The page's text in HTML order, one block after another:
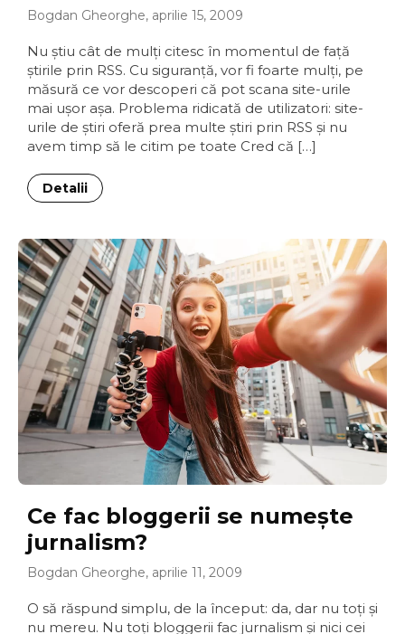
Bogdan Gheorghe, aprilie 15, 2009
Nu ştiu cât de mulţi citesc în momentul de faţă
ştirile prin RSS. Cu siguranţă, vor fi foarte mulţi, pe
măsură ce vor descoperi că pot scana site-urile
mai uşor aşa. Problema ridicată de utilizatori: site-
urile de ştiri oferă prea multe ştiri prin RSS şi nu
avem timp să le citim pe toate Cred că […]
Detalii
Ce fac bloggerii se numeşte
jurnalism?
Bogdan Gheorghe, aprilie 11, 2009
O să răspund simplu, de la început: da, dar nu toţi şi
nu mereu. Nu toţi bloggerii fac jurnalism şi nici cei